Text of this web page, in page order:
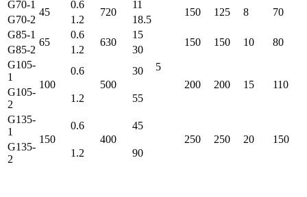
5
G70-1
45
0.6
720
11
150 125 8 70
G70-2 1.2
18.5
G85-1
65
0.6
630
15
150 150 10 80
G85-2 1.2
30
G105-
1
100
0.6
500
30
200
200 15 110
G105-
2
1.2
55
G135-
1
150
0.6
400
45
250
250 20 150
G135-
2
1.2 90